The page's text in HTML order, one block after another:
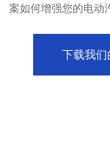
案如何增强您的电动
下载我